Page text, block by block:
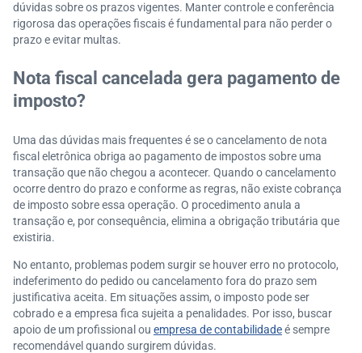
dúvidas sobre os prazos vigentes. Manter controle e conferência
rigorosa das operações fiscais é fundamental para não perder o
prazo e evitar multas.
Nota fiscal cancelada gera pagamento de
imposto?
Uma das dúvidas mais frequentes é se o cancelamento de nota
fiscal eletrônica obriga ao pagamento de impostos sobre uma
transação que não chegou a acontecer. Quando o cancelamento
ocorre dentro do prazo e conforme as regras, não existe cobrança
de imposto sobre essa operação. O procedimento anula a
transação e, por consequência, elimina a obrigação tributária que
existiria.
No entanto, problemas podem surgir se houver erro no protocolo,
indeferimento do pedido ou cancelamento fora do prazo sem
justificativa aceita. Em situações assim, o imposto pode ser
cobrado e a empresa fica sujeita a penalidades. Por isso, buscar
apoio de um profissional ou empresa de contabilidadeé sempre
recomendável quando surgirem dúvidas.